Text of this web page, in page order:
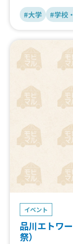
#大学 #学校
イベント
品川エトワ
祭）